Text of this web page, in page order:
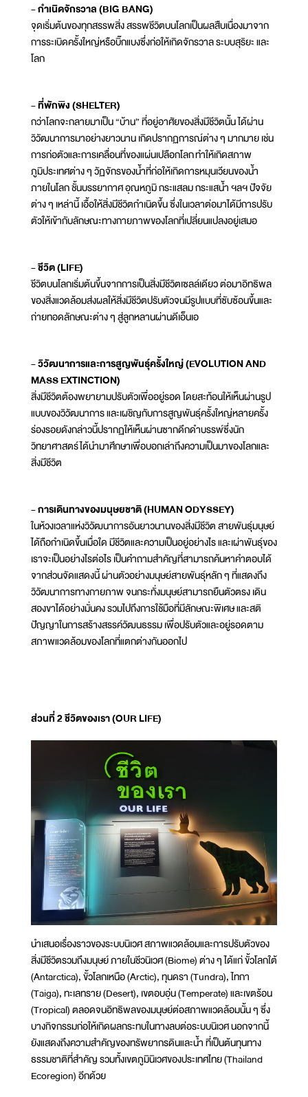
- กำเนิดจักรวาล (BIG BANG)
จุดเริ่มต้นของทุกสรรพสิ่ง สรรพชีวิตบนโลกเป็นผลสืบเนื่องมาจาก
การระเบิดครั้งใหญ่หรือบิ๊กแบงซึ่งก่อให้เกิดจักรวาล ระบบสุริยะ และ
โลก
- ที่พักพิง (SHELTER)
กว่าโลกจะกลายมาเป็น “บ้าน” ที่อยู่อาศัยของสิ่งมีชีวิตนั้น ได้ผ่าน
วิวัฒนาการมาอย่างยาวนาน เกิดปรากฏการณ์ต่าง ๆ มากมาย เช่น
การก่อตัวและการเคลื่อนที่ของแผ่นเปลือกโลก ทำให้เกิดสภาพ
ภูมิประเทศต่าง ๆ วัฏจักรของน้ำที่ก่อให้เกิดการหมุนเวียนของน้ำ
ภายในโลก ชั้นบรรยากาศ อุณหภูมิ กระแสลม กระแสน้ำ ฯลฯ ปัจจัย
ต่าง ๆ เหล่านี้ เอื้อให้สิ่งมีชีวิตกำเนิดขึ้น ซึ่งในเวลาต่อมาได้มีการปรับ
ตัวให้เข้ากับลักษณะทางกายภาพของโลกที่เปลี่ยนแปลงอยู่เสมอ
- ชีวิต (LIFE)
ชีวิตบนโลกเริ่มต้นขึ้นจากการเป็นสิ่งมีชีวิตเซลล์เดียว ต่อมาอิทธิพล
ของสิ่งแวดล้อมส่งผลให้สิ่งมีชีวิตปรับตัวจนมีรูปแบบที่ซับซ้อนขึ้นและ
ถ่ายทอดลักษณะต่าง ๆ สู่ลูกหลานผ่านดีเอ็นเอ
- วิวัฒนาการและการสูญพันธุ์ครั้งใหญ่ (EVOLUTION AND
MASS EXTINCTION)
สิ่งมีชีวิตต้องพยายามปรับตัวเพื่ออยู่รอด โดยสะท้อนให้เห็นผ่านรูป
แบบของวิวัฒนาการ และเผชิญกับการสูญพันธุ์ครั้งใหญ่หลายครั้ง
ร่องรอยดังกล่าวนี้ปรากฏให้เห็นผ่านซากดึกดำบรรพ์ซึ่งนัก
วิทยาศาสตร์ได้นำมาศึกษาเพื่อบอกเล่าถึงความเป็นมาของโลกและ
สิ่งมีชีวิต
- การเดินทางของมนุษยชาติ (HUMAN ODYSSEY)
ในห้วงเวลาแห่งวิวัฒนาการอันยาวนานของสิ่งมีชีวิต สายพันธุ์มนุษย์
ได้ถือกำเนิดขึ้นเมื่อใด มีชีวิตและความเป็นอยู่อย่างไร และเผ่าพันธุ์ของ
เราจะเป็นอย่างไรต่อไร เป็นคำถามสำคัญที่สามารถค้นหาคำตอบได้
จากส่วนจัดแสดงนี้ ผ่านตัวอย่างมนุษย์สายพันธุ์หลัก ๆ ที่แสดงถึง
วิวัฒนาการทางกายภาพ จนกระทั่งมนุษย์สามารถยืนตัวตรง เดิน
สองขาได้อย่างมั่นคง รวมไปถึงการใช้มือที่มีลักษณะพิเศษ และสติ
ปัญญาในการสร้างสรรค์วัฒนธรรม เพื่อปรับตัวและอยู่รอดตาม
สภาพแวดล้อมของโลกที่แตกต่างกันออกไป
ส่วนที่ 2 ชีวิตของเรา (OUR LIFE)
นำเสนอเรื่องราวของระบบนิเวศ สภาพแวดล้อมและการปรับตัวของ
สิ่งมีชีวิตรวมถึงมนุษย์ ภายในชีวนิเวศ (Biome) ต่าง ๆ ได้แก่ ขั้วโลกใต้
(Antarctica), ขั้วโลกเหนือ (Arctic), ทุนดรา (Tundra), ไทกา
(Taiga), ทะเลทราย (Desert), เขตอบอุ่น (Temperate) และเขตร้อน
(Tropical) ตลอดจนอิทธิพลของมนุษย์ต่อสภาพแวดล้อมนั้น ๆ ซึ่ง
บางกิจกรรมก่อให้เกิดผลกระทบในทางลบต่อระบบนิเวศ นอกจากนี้
ยังแสดงถึงความสำคัญของทรัพยากรดินและน้ำ ที่เป็นต้นทุนทาง
ธรรมชาติที่สำคัญ รวมทั้งเขตภูมินิเวศของประเทศไทย (Thailand
Ecoregion) อีกด้วย